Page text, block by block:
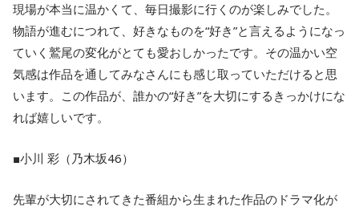
現場が本当に温かくて、毎日撮影に行くのが楽しみでした。
物語が進むにつれて、好きなものを“好き”と言えるようになっ
ていく鷲尾の変化がとても愛おしかったです。その温かい空
気感は作品を通してみなさんにも感じ取っていただけると思
います。この作品が、誰かの“好き”を大切にするきっかけにな
れば嬉しいです。
■小川 彩（乃木坂46）
先輩が大切にされてきた番組から生まれた作品のドラマ化が